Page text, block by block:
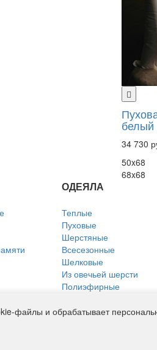
белый
34 730
50x68
68x68
ОДЕЯЛА
Теплые
Пуховые
Шерстяные
Всесезонные
Шелковые
Из овечьей шерсти
Полиэфирные
Льняные
файлы и обрабатывает